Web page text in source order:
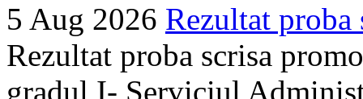
5 Aug 2026 Rezultat proba
Rezultat proba scrisa
gradul I- Serviciul